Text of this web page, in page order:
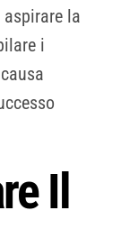
aspirare la
i
Il